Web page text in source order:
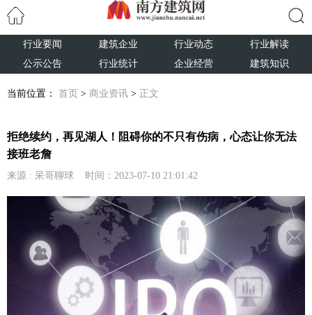
行业要闻 建筑企业 行业动态
行业解读
公示公告
行业统计 企业经营 建筑知识
当前位置： 首页 > 商业资讯 > 正文
拒绝续约，再见湖人！阻碍你的不只有伤病，心态让你无法
接班老詹
来源 : 呆哥聊球 时间：2023-07-10 21:01:42